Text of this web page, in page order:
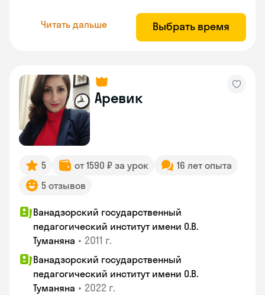
Читать дальше Выбрать время
Аревик
5 от 1590 ₽ за урок
16 лет опыта
5 отзывов
Ванадзорский государственный
педагогический институт имени О.В.
Туманяна • 2011 г.
Ванадзорский государственный
педагогический институт имени О.В.
Туманяна • 2022 г.